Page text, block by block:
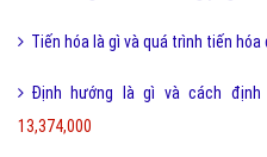
Tiến hóa là gì và quá trình tiến hóa
Định hướng là gì và cách định
13,374,000